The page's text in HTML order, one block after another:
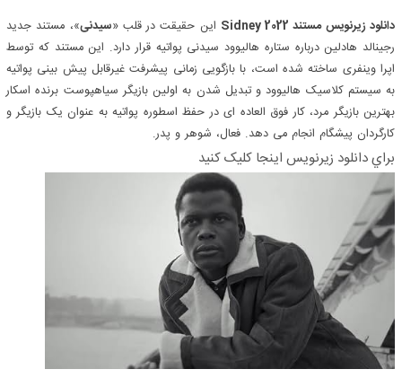
دانلود زیرنویس مستند Sidney 2022 این حقیقت در قلب «سیدنی»، مستند جدید
رجینالد هادلین درباره ستاره هالیوود سیدنی پواتیه قرار دارد. این مستند که توسط
اپرا وینفری ساخته شده است، با بازگویی زمانی پیشرفت غیرقابل پیش بینی پواتیه
به سیستم کلاسیک هالیوود و تبدیل شدن به اولین بازیگر سیاهپوست برنده اسکار
بهترین بازیگر مرد، کار فوق العاده ای در حفظ اسطوره پواتیه به عنوان یک بازیگر و
کارگردان پیشگام انجام می دهد. فعال، شوهر و پدر.
براي دانلود زيرنويس اينجا کليک کنيد